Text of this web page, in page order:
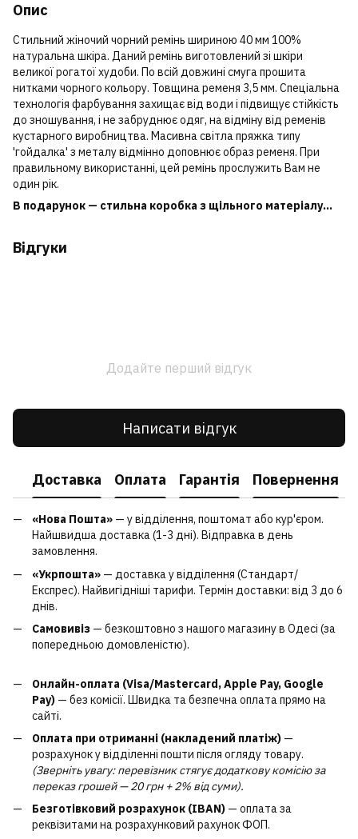
Опис
Стильний жіночий чорний ремінь шириною 40 мм 100%
натуральна шкіра. Даний ремінь виготовлений зі шкіри
великої рогатої худоби. По всій довжині смуга прошита
нитками чорного кольору. Товщина ременя 3,5 мм. Спеціальна
технологія фарбування захищає від води і підвищує стійкість
до зношування, і не забруднює одяг, на відміну від ременів
кустарного виробництва. Масивна світла пряжка типу
'гойдалка' з металу відмінно доповнює образ ременя. При
правильному використанні, цей ремінь прослужить Вам не
один рік.
В подарунок — стильна коробка з щільного матеріалу...
Відгуки
Додайте перший відгук
Написати відгук
Доставка Оплата Гарантія Повернення
«Нова Пошта» — у відділення, поштомат або кур'єром.
Найшвидша доставка (1-3 дні). Відправка в день
замовлення.
«Укрпошта» — доставка у відділення (Стандарт/
Експрес). Найвигідніші тарифи. Термін доставки: від 3 до 6
днів.
Самовивіз — безкоштовно з нашого магазину в Одесі (за
попередньою домовленістю).
Онлайн-оплата (Visa/Mastercard, Apple Pay, Google
Pay) — без комісії. Швидка та безпечна оплата прямо на
сайті.
Оплата при отриманні (накладений платіж) —
розрахунок у відділенні пошти після огляду товару.
(Зверніть увагу: перевізник стягує додаткову комісію за
переказ грошей — 20 грн + 2% від суми).
Безготівковий розрахунок (IBAN) — оплата за
реквізитами на розрахунковий рахунок ФОП.